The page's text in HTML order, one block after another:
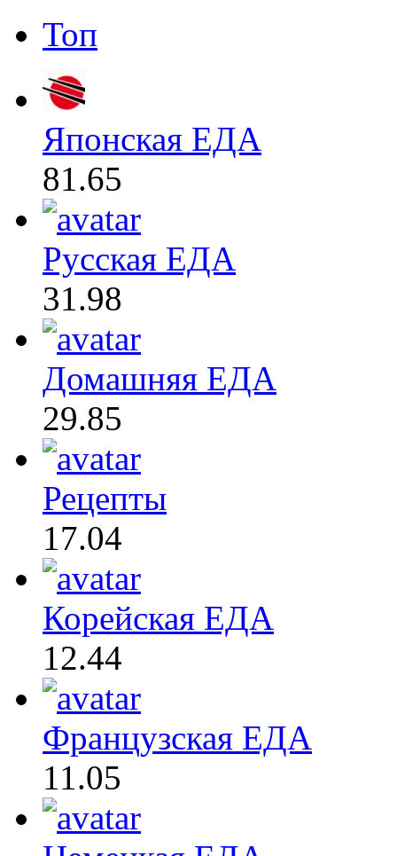
Топ
Японская ЕДА
81.65
Русская ЕДА
31.98
Домашняя ЕДА
29.85
Рецепты
17.04
Корейская ЕДА
12.44
Французская ЕДА
11.05